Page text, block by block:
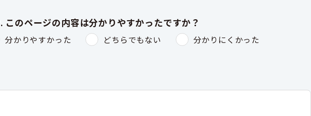
このページの内容は分かりやすかったですか？
分かりやすかった どちらでもない 分かりにくかった